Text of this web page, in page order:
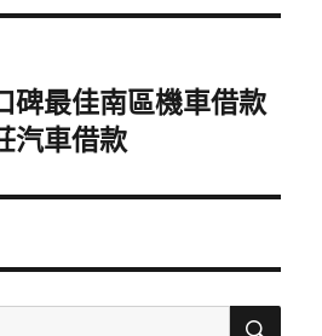
碑最佳南區機車借款
汽車借款
搜